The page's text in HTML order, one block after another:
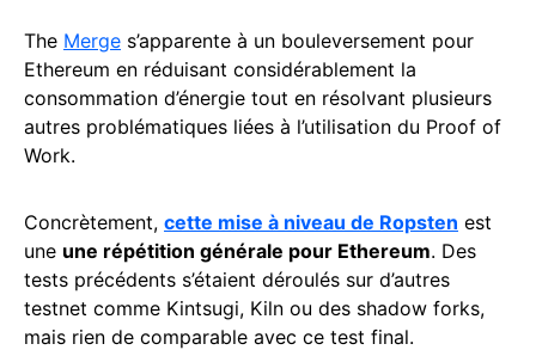
The Merge s’apparente à un bouleversement pour
Ethereum en réduisant considérablement la
consommation d’énergie tout en résolvant plusieurs
autres problématiques liées à l’utilisation du Proof of
Work.
Concrètement, cette mise à niveau de Ropsten est
une une répétition générale pour Ethereum. Des
tests précédents s’étaient déroulés sur d’autres
testnet comme Kintsugi, Kiln ou des shadow forks,
mais rien de comparable avec ce test final.